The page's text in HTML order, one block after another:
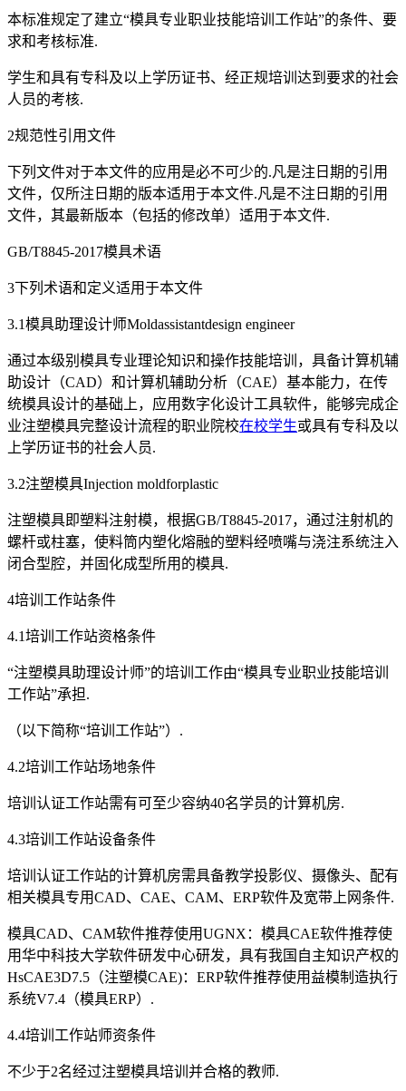
本标准规定了建立“模具专业职业技能培训工作站”的条件、要
求和考核标准.
学生和具有专科及以上学历证书、经正规培训达到要求的社会
人员的考核.
2规范性引用文件
下列文件对于本文件的应用是必不可少的.凡是注日期的引用
文件，仅所注日期的版本适用于本文件.凡是不注日期的引用
文件，其最新版本（包括的修改单）适用于本文件.
GB/T8845-2017模具术语
3下列术语和定义适用于本文件
3.1模具助理设计师Moldassistantdesign engineer
通过本级别模具专业理论知识和操作技能培训，具备计算机辅
助设计（CAD）和计算机辅助分析（CAE）基本能力，在传
统模具设计的基础上，应用数字化设计工具软件，能够完成企
业注塑模具完整设计流程的职业院校在校学生或具有专科及以
上学历证书的社会人员.
3.2注塑模具Injection moldforplastic
注塑模具即塑料注射模，根据GB/T8845-2017，通过注射机的
螺杆或柱塞，使料筒内塑化熔融的塑料经喷嘴与浇注系统注入
闭合型腔，并固化成型所用的模具.
4培训工作站条件
4.1培训工作站资格条件
“注塑模具助理设计师”的培训工作由“模具专业职业技能培训
工作站”承担.
（以下简称“培训工作站”）.
4.2培训工作站场地条件
培训认证工作站需有可至少容纳40名学员的计算机房.
4.3培训工作站设备条件
培训认证工作站的计算机房需具备教学投影仪、摄像头、配有
相关模具专用CAD、CAE、CAM、ERP软件及宽带上网条件.
模具CAD、CAM软件推荐使用UGNX：模具CAE软件推荐使
用华中科技大学软件研发中心研发，具有我国自主知识产权的
HsCAE3D7.5（注塑模CAE)：ERP软件推荐使用益模制造执行
系统V7.4（模具ERP）.
4.4培训工作站师资条件
不少于2名经过注塑模具培训并合格的教师.